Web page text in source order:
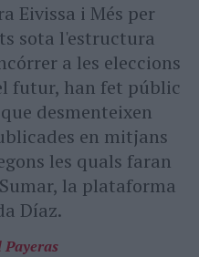
Eivissa i Més per
sota l'estructura
a les eleccions
futur, han fet públic
desmenteixen
en mitjans
les quals faran
la plataforma
Díaz.